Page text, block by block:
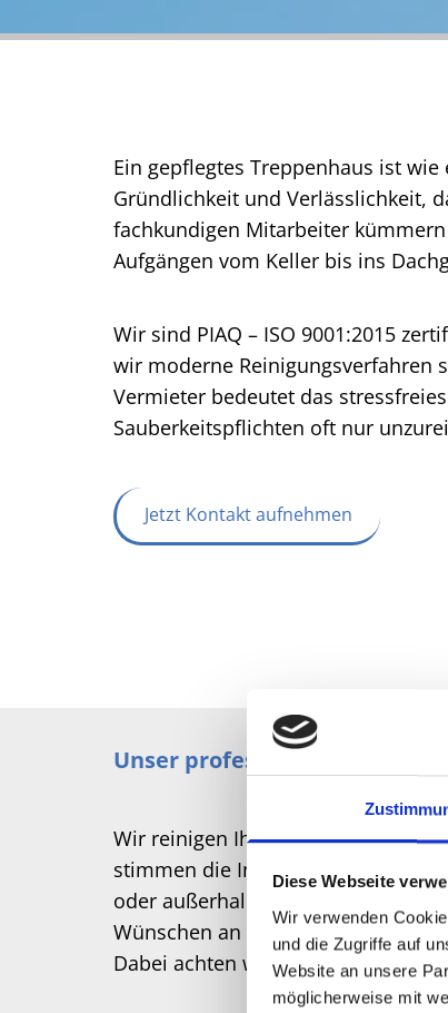
Diese Webseite
Wir verwenden
und die Zugriffe auf
Website an unsere
möglicherweise mit
Ein gepflegtes Treppenhaus ist
Gründlichkeit und Verlässlichkeit,
fachkundigen Mitarbeiter
Aufgängen vom Keller bis ins
Wir sind PIAQ – ISO 9001:2015
wir moderne Reinigungsverfahren
Vermieter bedeutet das
Sauberkeitspflichten oft nur
Jetzt Kontakt aufnehmen
Unser professioneller Service
Wir reinigen Ihr Treppenhaus im
stimmen die Intervalle individuell
oder außerhalb Ihrer
Wünschen an und hinterlässt
Dabei achten wir auf jeden